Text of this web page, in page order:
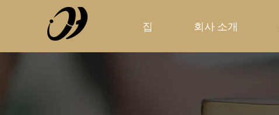
집 회사 소개